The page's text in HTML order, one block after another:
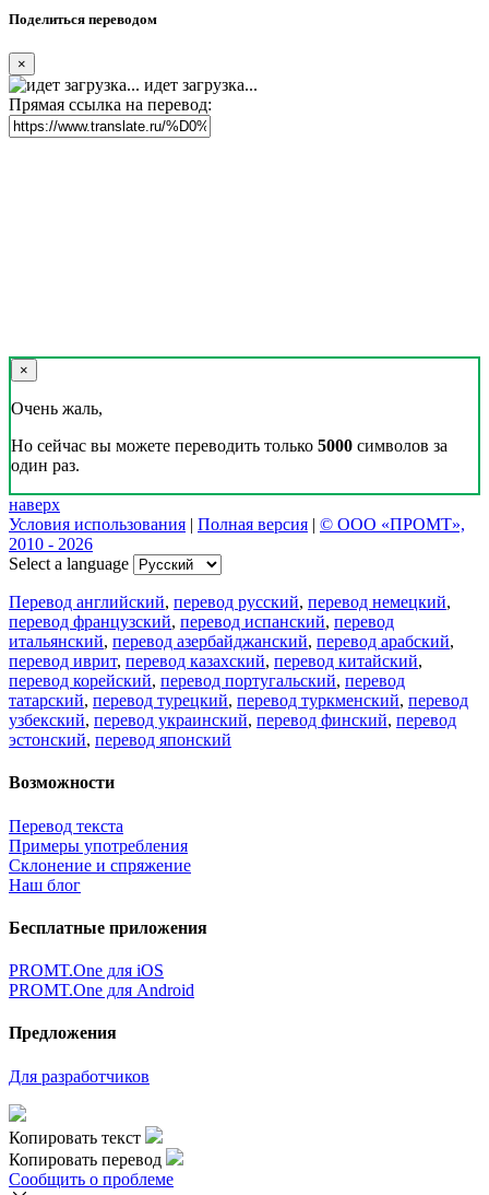
Поделиться переводом
×
идет загрузка...
Прямая ссылка на перевод:
×
Очень жаль,
Но сейчас вы можете переводить только 5000 символов за
один раз.
наверх
Условия использования | Полная версия | © ООО «ПРОМТ»,
2010 - 2026
Select a language
Перевод английский, перевод русский, перевод немецкий,
перевод французский, перевод испанский, перевод
итальянский, перевод азербайджанский, перевод арабский,
перевод иврит, перевод казахский, перевод китайский,
перевод корейский, перевод португальский, перевод
татарский, перевод турецкий, перевод туркменский, перевод
узбекский, перевод украинский, перевод финский, перевод
эстонский, перевод японский
Возможности
Перевод текста
Примеры употребления
Склонение и спряжение
Наш блог
Бесплатные приложения
PROMT.One для iOS
PROMT.One для Android
Предложения
Для разработчиков
Копировать текст
Копировать перевод
Сообщить о проблеме